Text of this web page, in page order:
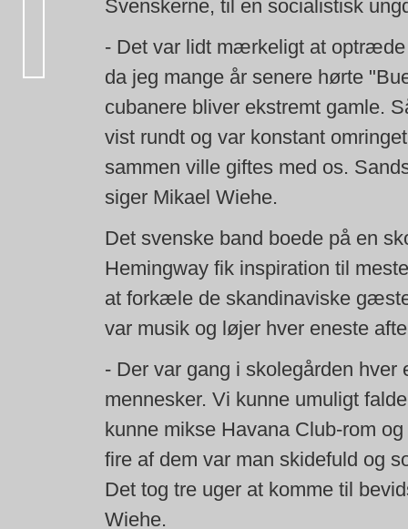
Svenskerne, til en socialistisk
- Det var lidt mærkeligt at
da jeg mange år senere hørte
cubanere bliver ekstremt gamle.
vist rundt og var konstant
sammen ville giftes med os.
siger Mikael Wiehe.
Det svenske band boede på en
Hemingway fik inspiration til
at forkæle de skandinaviske
var musik og løjer hver eneste
- Der var gang i skolegården
mennesker. Vi kunne umuligt
kunne mikse Havana Club-rom
fire af dem var man skidefuld og
Det tog tre uger at komme til
Wiehe.